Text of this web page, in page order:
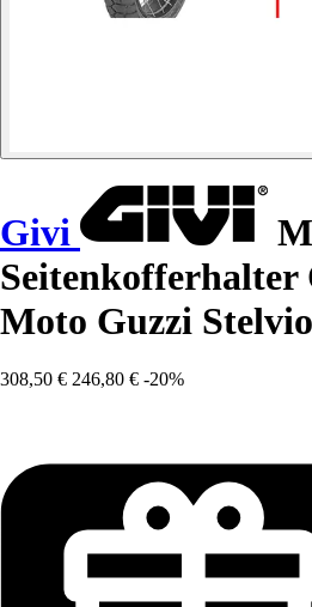
Givi
Seitenkofferhalter
Moto Guzzi
308,50 € 246,80 € -20%